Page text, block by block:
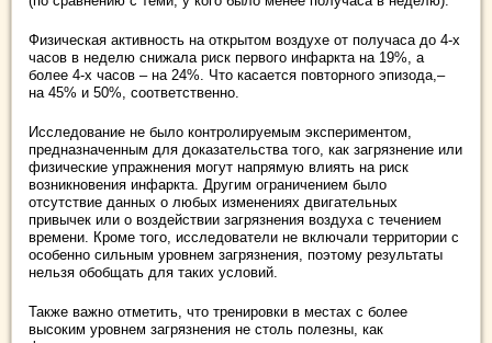
Физическая активность на открытом воздухе от получаса до 4-х
часов в неделю снижала риск первого инфаркта на 19%, а
более 4-х часов – на 24%. Что касается повторного эпизода,–
на 45% и 50%, соответственно.
Исследование не было контролируемым экспериментом,
предназначенным для доказательства того, как загрязнение или
физические упражнения могут напрямую влиять на риск
возникновения инфаркта. Другим ограничением было
отсутствие данных о любых изменениях двигательных
привычек или о воздействии загрязнения воздуха с течением
времени. Кроме того, исследователи не включали территории с
особенно сильным уровнем загрязнения, поэтому результаты
нельзя обобщать для таких условий.
Также важно отметить, что тренировки в местах с более
высоким уровнем загрязнения не столь полезны, как